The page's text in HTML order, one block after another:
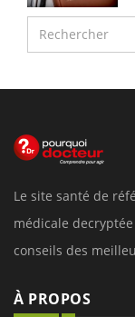
Le site santé de
médicale
conseils des
À PROPOS